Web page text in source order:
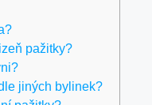
pažitky?
jiných bylinek?